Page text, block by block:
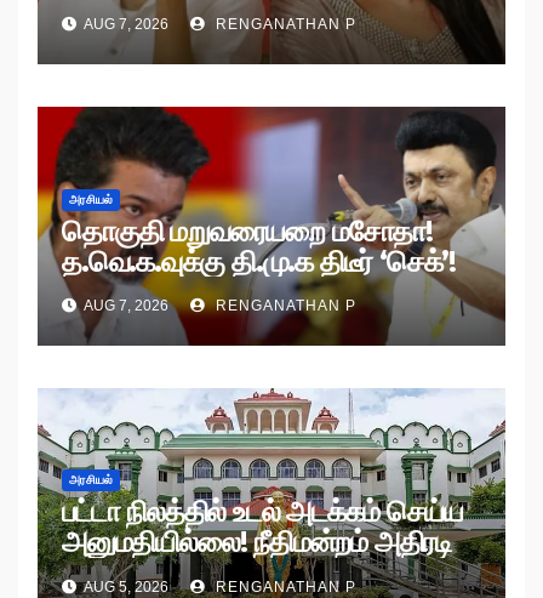
AUG 7, 2026 RENGANATHAN P
அரசியல்
தொகுதி மறுவரையறை மசோதா!
த.வெ.க.வுக்கு தி.மு.க திடீர் ‘செக்’!
AUG 7, 2026 RENGANATHAN P
அரசியல்
பட்டா நிலத்தில் உடல் அடக்கம் செய்ய
அனுமதியில்லை! நீதிமன்றம் அதிரடி
உத்தரவு!
AUG 5, 2026 RENGANATHAN P